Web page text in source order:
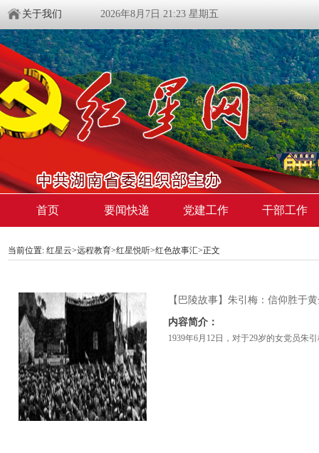
关于我们 2026年8月7日 21:23 星期五
首页 要闻快递 党建工作 干部工作
当前位置: 红星云>远程教育>红星悦听>红色故事汇>正文
【巴陵故事】朱引梅：信仰胜于
内容简介：
1939年6月12日，对于29岁的女党员朱